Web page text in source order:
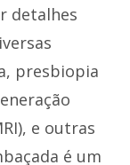
detalhes
presbiopia
e outras
é um